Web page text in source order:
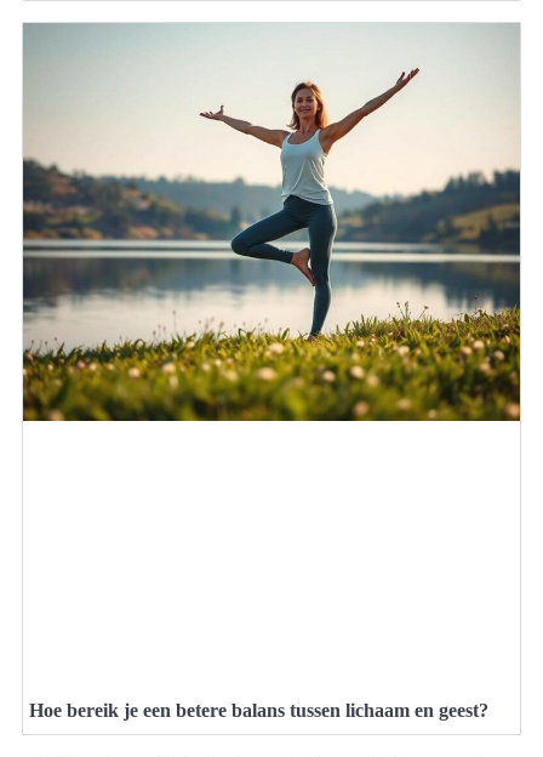
Hoe bereik je een betere balans tussen lichaam en geest?